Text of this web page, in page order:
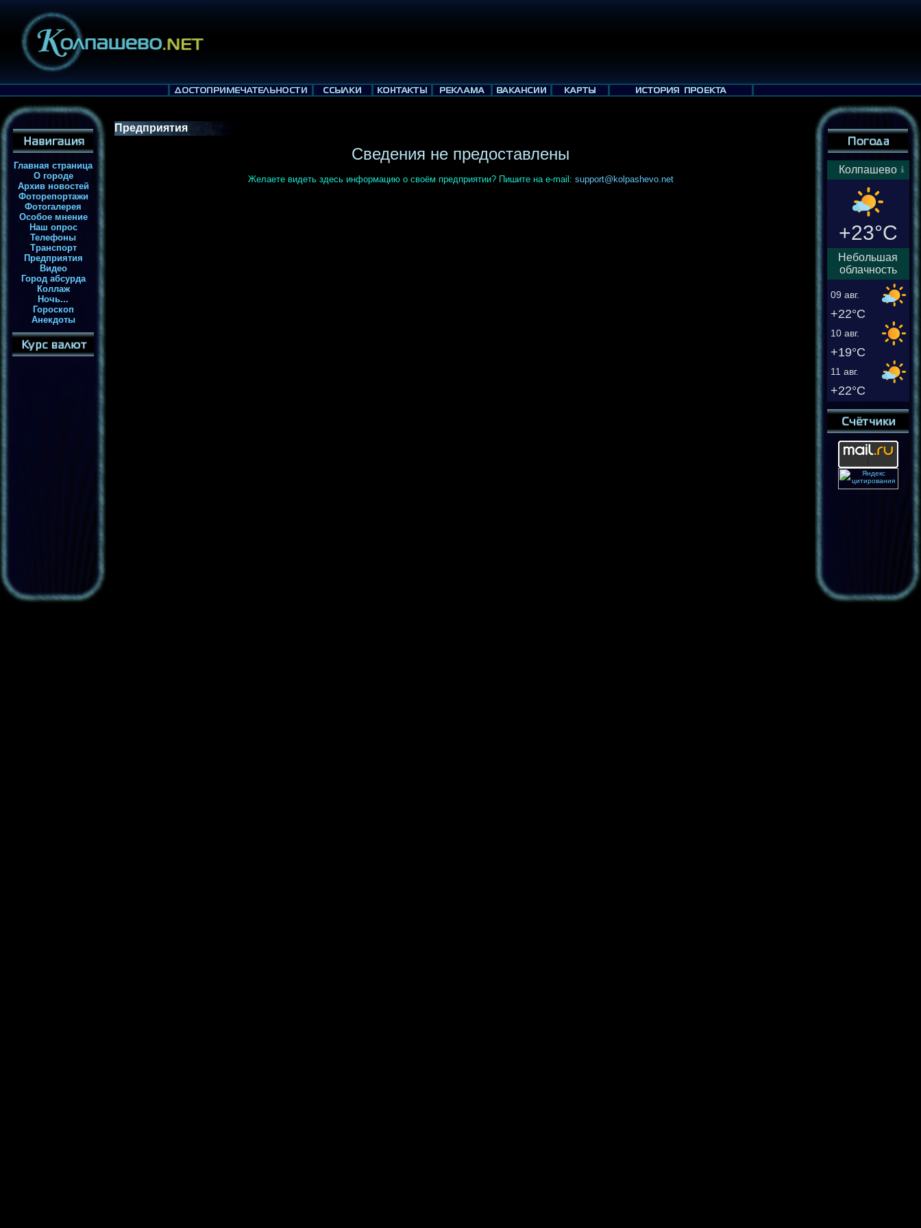
Главная страница
О городе
Архив новостей
Фоторепортажи
Фотогалерея
Особое мнение
Наш опрос
Телефоны
Транспорт
Предприятия
Видео
Город абсурда
Коллаж
Ночь...
Гороскоп
Анекдоты
Предприятия
Сведения не предоставлены
Желаете видеть здесь информацию о своём предприятии? Пишите на e-mail: support@kolpashevo.net
Колпашево
+23°C
Небольшая
облачность
09 авг.
+22°C
10 авг.
+19°C
11 авг.
+22°C